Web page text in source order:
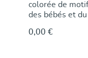
colorée de
des bébés et
recevez
0,00 €